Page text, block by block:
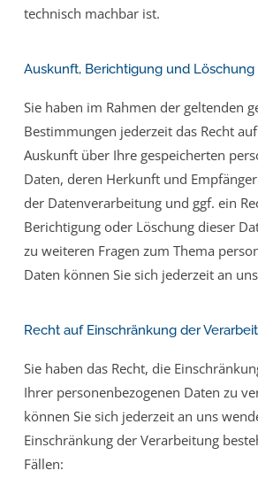
technisch machbar ist.
Auskunft, Berichtigung und Löschung
Sie haben im Rahmen der geltenden
Bestimmungen jederzeit das Recht
Auskunft über Ihre gespeicherten
Daten, deren Herkunft und
der Datenverarbeitung und ggf. ein
Berichtigung oder Löschung dieser
zu weiteren Fragen zum Thema
Daten können Sie sich jederzeit an
Recht auf Einschränkung der
Sie haben das Recht, die
Ihrer personenbezogenen Daten zu
können Sie sich jederzeit an uns
Einschränkung der Verarbeitung
Fällen: